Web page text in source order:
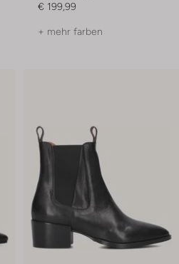
€ 199,99
+ mehr farben